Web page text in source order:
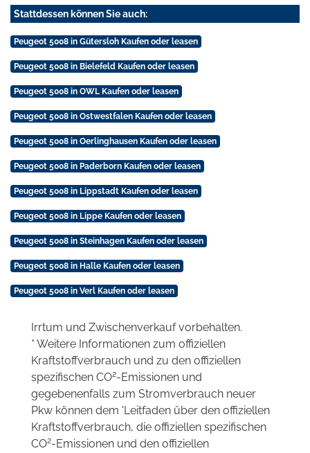
Stattdessen können Sie auch:
Peugeot 5008 in Gütersloh Kaufen oder leasen
Peugeot 5008 in Bielefeld Kaufen oder leasen
Peugeot 5008 in OWL Kaufen oder leasen
Peugeot 5008 in Ostwestfalen Kaufen oder leasen
Peugeot 5008 in Oerlinghausen Kaufen oder leasen
Peugeot 5008 in Paderborn Kaufen oder leasen
Peugeot 5008 in Lippstadt Kaufen oder leasen
Peugeot 5008 in Lippe Kaufen oder leasen
Peugeot 5008 in Steinhagen Kaufen oder leasen
Peugeot 5008 in Halle Kaufen oder leasen
Peugeot 5008 in Verl Kaufen oder leasen
Irrtum und Zwischenverkauf vorbehalten.
* Weitere Informationen zum offiziellen
Kraftstoffverbrauch und zu den offiziellen
spezifischen CO2-Emissionen und
gegebenenfalls zum Stromverbrauch neuer
Pkw können dem 'Leitfaden über den offiziellen
Kraftstoffverbrauch, die offiziellen spezifischen
CO2-Emissionen und den offiziellen